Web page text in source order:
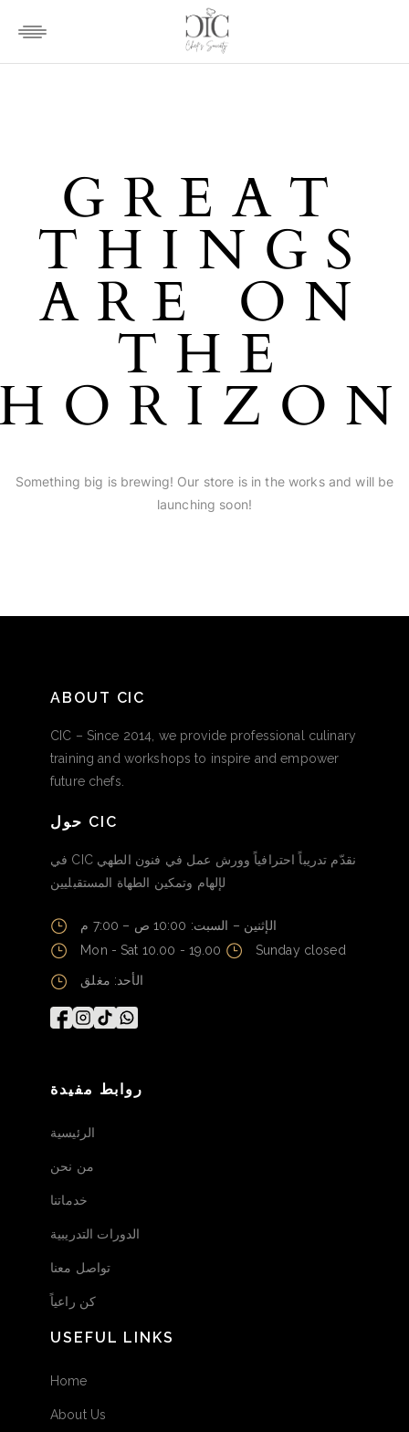
GREAT
THINGS
ARE ON
THE
Something big is brewing! Our store is in the works and will be
launching soon!
ABOUT CIC
CIC – Since 2014, we provide professional culinary
training and workshops to inspire and empower
future chefs.
حول CIC
في CIC نقدّم تدريباً احترافياً وورش عمل في فنون الطهي
لإلهام وتمكين الطهاة المستقبليين
الإثنين – السبت: 10:00 ص – 7:00 م
Mon - Sat 10.00 - 19.00
Sunday closed
الأحد: مغلق
روابط مفيدة
الرئيسية
من نحن
خدماتنا
الدورات التدريبية
تواصل معنا
كن راعياً
USEFUL LINKS
Home
About Us